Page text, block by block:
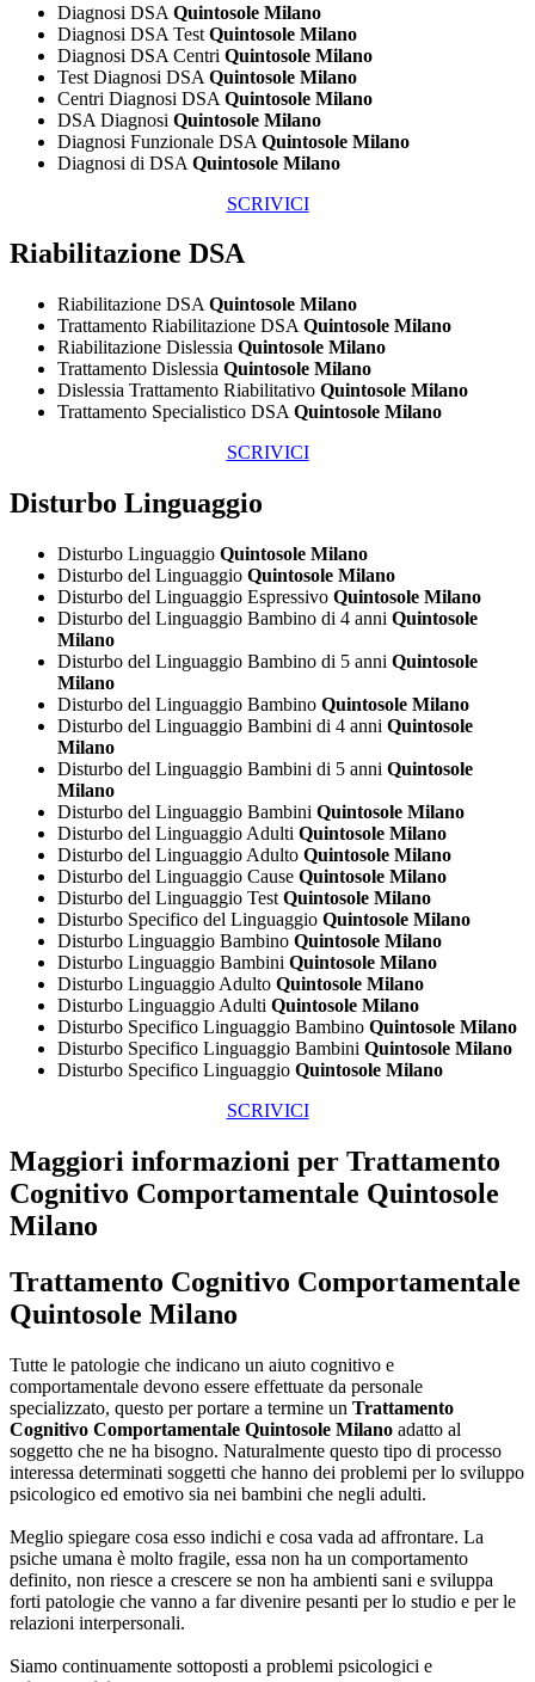
Diagnosi DSA Quintosole Milano
Diagnosi DSA Test Quintosole Milano
Diagnosi DSA Centri Quintosole Milano
Test Diagnosi DSA Quintosole Milano
Centri Diagnosi DSA Quintosole Milano
DSA Diagnosi Quintosole Milano
Diagnosi Funzionale DSA Quintosole Milano
Diagnosi di DSA Quintosole Milano
SCRIVICI
Riabilitazione DSA
Riabilitazione DSA Quintosole Milano
Trattamento Riabilitazione DSA Quintosole Milano
Riabilitazione Dislessia Quintosole Milano
Trattamento Dislessia Quintosole Milano
Dislessia Trattamento Riabilitativo Quintosole Milano
Trattamento Specialistico DSA Quintosole Milano
SCRIVICI
Disturbo Linguaggio
Disturbo Linguaggio Quintosole Milano
Disturbo del Linguaggio Quintosole Milano
Disturbo del Linguaggio Espressivo Quintosole Milano
Disturbo del Linguaggio Bambino di 4 anni Quintosole
Milano
Disturbo del Linguaggio Bambino di 5 anni Quintosole
Milano
Disturbo del Linguaggio Bambino Quintosole Milano
Disturbo del Linguaggio Bambini di 4 anni Quintosole
Milano
Disturbo del Linguaggio Bambini di 5 anni Quintosole
Milano
Disturbo del Linguaggio Bambini Quintosole Milano
Disturbo del Linguaggio Adulti Quintosole Milano
Disturbo del Linguaggio Adulto Quintosole Milano
Disturbo del Linguaggio Cause Quintosole Milano
Disturbo del Linguaggio Test Quintosole Milano
Disturbo Specifico del Linguaggio Quintosole Milano
Disturbo Linguaggio Bambino Quintosole Milano
Disturbo Linguaggio Bambini Quintosole Milano
Disturbo Linguaggio Adulto Quintosole Milano
Disturbo Linguaggio Adulti Quintosole Milano
Disturbo Specifico Linguaggio Bambino Quintosole Milano
Disturbo Specifico Linguaggio Bambini Quintosole Milano
Disturbo Specifico Linguaggio Quintosole Milano
SCRIVICI
Maggiori informazioni per Trattamento
Cognitivo Comportamentale Quintosole
Milano
Trattamento Cognitivo Comportamentale
Quintosole Milano
Tutte le patologie che indicano un aiuto cognitivo e
comportamentale devono essere effettuate da personale
specializzato, questo per portare a termine un Trattamento
Cognitivo Comportamentale Quintosole Milano adatto al
soggetto che ne ha bisogno. Naturalmente questo tipo di processo
interessa determinati soggetti che hanno dei problemi per lo sviluppo
psicologico ed emotivo sia nei bambini che negli adulti.
Meglio spiegare cosa esso indichi e cosa vada ad affrontare. La
psiche umana è molto fragile, essa non ha un comportamento
definito, non riesce a crescere se non ha ambienti sani e sviluppa
forti patologie che vanno a far divenire pesanti per lo studio e per le
relazioni interpersonali.
Siamo continuamente sottoposti a problemi psicologici e